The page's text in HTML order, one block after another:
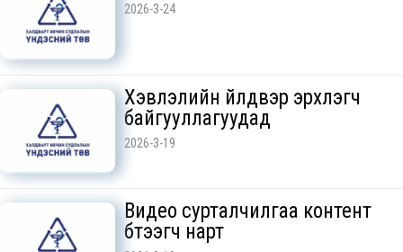
2026-3-24
Хэвлэлийн үйлдвэр эрхлэгч
байгууллагуудад
2026-3-19
Видео сурталчилгаа контент
бүтээгч нарт